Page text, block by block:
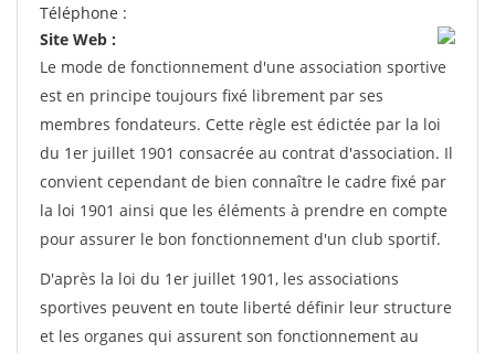
Téléphone :
Site Web :
Le mode de fonctionnement d'une association sportive
est en principe toujours fixé librement par ses
membres fondateurs. Cette règle est édictée par la loi
du 1er juillet 1901 consacrée au contrat d'association. Il
convient cependant de bien connaître le cadre fixé par
la loi 1901 ainsi que les éléments à prendre en compte
pour assurer le bon fonctionnement d'un club sportif.
D'après la loi du 1er juillet 1901, les associations
sportives peuvent en toute liberté définir leur structure
et les organes qui assurent son fonctionnement au